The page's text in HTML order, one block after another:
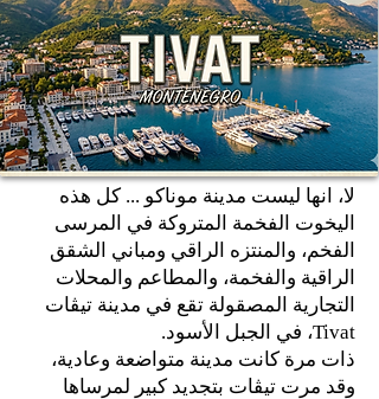
لا، انها ليست مدينة موناكو ... كل هذه
اليخوت الفخمة المتروكة في المرسى
الفخم، والمنتزه الراقي ومباني الشقق
الراقية والفخمة، والمطاعم والمحلات
التجارية المصقولة تقع في مدينة تيڤات
Tivat، في الجبل الأسود.
ذات مرة كانت مدينة متواضعة وعادية،
وقد مرت تيڤات بتجديد كبير لمرساها